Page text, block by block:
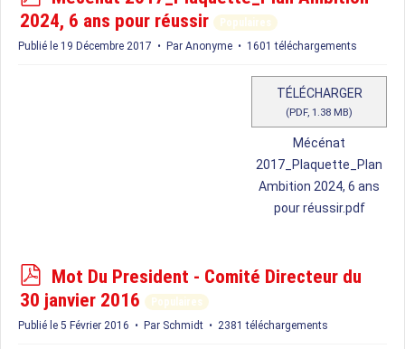
d
f
2024, 6 ans pour réussir
Populaires
Publié le 19 Décembre 2017
Par Anonyme 1601 téléchargements
TÉLÉCHARGER
(PDF, 1.38 MB)
Mécénat
2017_Plaquette_Plan
Ambition 2024, 6 ans
pour réussir.pdf
p
d
f
Mot Du President - Comité Directeur du
30 janvier 2016
Populaires
Publié le 5 Février 2016
Par Schmidt 2381 téléchargements